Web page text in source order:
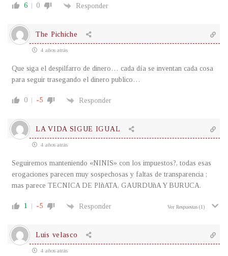
6 0 Responder
The Pichiche
4 años atrás
Que siga el despilfarro de dinero… cada día se inventan cada cosa
para seguir trasegando el dinero publico…
0 -5 Responder
LA VIDA SIGUE IGUAL
4 años atrás
Seguiremos manteniendo «NINIS» con los impuestos?, todas esas
erogaciones parecen muy sospechosas y faltas de transparencia ;
mas parece TECNICA DE PIñATA, GAURDUñA Y BURUCA.
1 -5 Responder Ver Respuestas (1)
Luis velasco
4 años atrás